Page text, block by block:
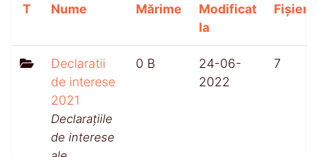
T Nume Mărime
Modificat
la
Fișiere
Declaratii
de interese
2021
Declarațiile
de interese
0 B
24-06-
2022
7